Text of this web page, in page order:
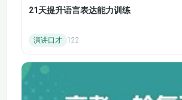
648.11-51 九下 送东
表2
保知识与课本同步，学练结合。
二、课本篇目深度解读
逐篇拆解课文脉络，明确文章主旨、段
节，比如分析《桃花源记》时，梳理
21天提升语言表达能力训练
演讲口才 122